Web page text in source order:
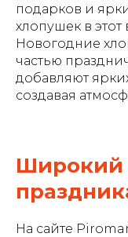
подарков и
хлопушек в
Новогодние
частью
добавляют
создавая
Широкий
На сайте